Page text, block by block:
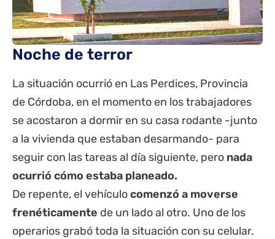
Noche de terror
La situación ocurrió en Las Perdices, Provincia
de Córdoba, en el momento en los trabajadores
se acostaron a dormir en su casa rodante -junto
a la vivienda que estaban desarmando- para
seguir con las tareas al día siguiente, pero nada
ocurrió cómo estaba planeado.
De repente, el vehículocomenzó a moverse
frenéticamente de un lado al otro. Uno de los
operarios grabó toda la situación con su celular.